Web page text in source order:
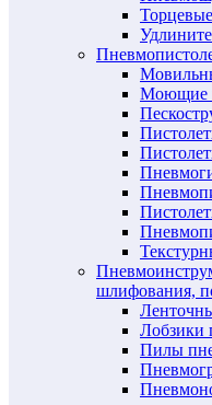
Моющие
шлифования,
Лобзики
Пилы